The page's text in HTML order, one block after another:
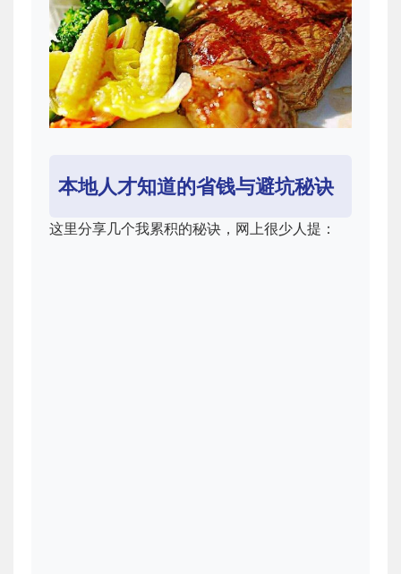
本地人才知道的省钱与避坑秘诀
这里分享几个我累积的秘诀，网上很少人提：